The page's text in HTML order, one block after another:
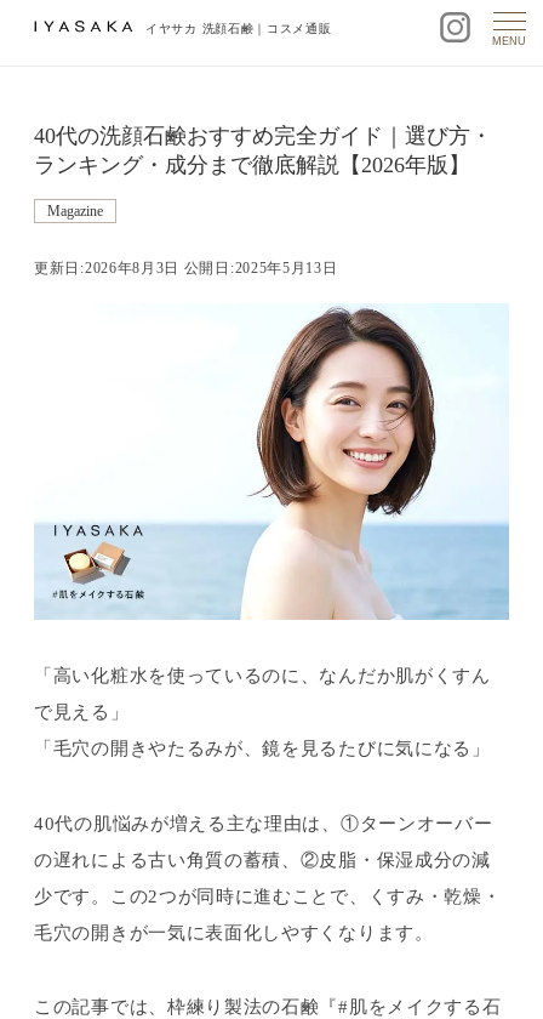
イヤサカ 洗顔石鹸｜コスメ通販
MENU
40代の洗顔石鹸おすすめ完全ガイド｜選び方・
ランキング・成分まで徹底解説【2026年版】
Magazine
更新日:2026年8月3日 公開日:2025年5月13日
「高い化粧水を使っているのに、なんだか肌がくすん
で見える」
「毛穴の開きやたるみが、鏡を見るたびに気になる」
40代の肌悩みが増える主な理由は、①ターンオーバー
の遅れによる古い角質の蓄積、②皮脂・保湿成分の減
少です。この2つが同時に進むことで、くすみ・乾燥・
毛穴の開きが一気に表面化しやすくなります。
この記事では、枠練り製法の石鹸『#肌をメイクする石